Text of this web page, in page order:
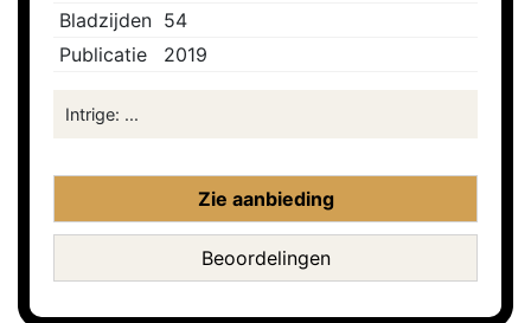
Bladzijden 54
Publicatie
2019
Intrige: ...
Zie aanbieding
Beoordelingen